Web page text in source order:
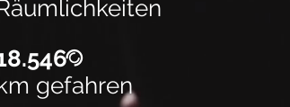
@
gefahren